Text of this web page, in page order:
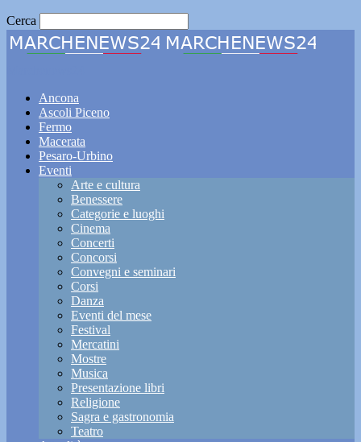
Cerca
Ancona
Ascoli Piceno
Fermo
Macerata
Pesaro-Urbino
Eventi
Arte e cultura
Benessere
Categorie e luoghi
Cinema
Concerti
Concorsi
Convegni e seminari
Corsi
Danza
Eventi del mese
Festival
Mercatini
Mostre
Musica
Presentazione libri
Religione
Sagra e gastronomia
Teatro